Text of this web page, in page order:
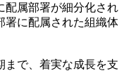
属部署が細分化され
署に配属された組織体
まで、着実な成長を支